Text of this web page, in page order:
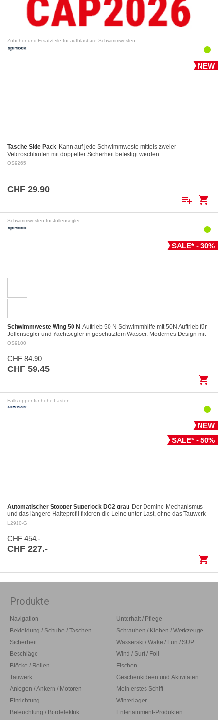
Zubehör und Ersatzteile für aufblasbare Schwimmwesten
NEW
Tasche Side Pack Kann auf jede Schwimmweste mittels zweier
Velcroschlaufen mit doppelter Sicherheit befestigt werden.
OS9265
CHF 29.90
playlist_add shopping_cart
Schwimmwesten für Jollensegler
SALE* - 30%
Schwimmweste Wing 50 N Auftrieb 50 N Schwimmhilfe mit 50N Auftrieb für
Jollensegler und Yachtsegler in geschütztem Wasser. Modernes Design mit
kurzem und kompaktem…
OS9100
CHF 84.90
CHF 59.45
shopping_cart
Fallstopper für hohe Lasten
NEW
SALE* - 50%
Automatischer Stopper Superlock DC2 grau Der Domino-Mechanismus
und das längere Halteprofil fixieren die Leine unter Last, ohne das Tauwerk
aufzuscheuern Kontrolliertes Fieren: Das…
L2910-G
CHF 454.-
CHF 227.-
shopping_cart
Produkte
Navigation
Bekleidung / Schuhe / Taschen
Sicherheit
Beschläge
Blöcke / Rollen
Tauwerk
Anlegen / Ankern / Motoren
Einrichtung
Beleuchtung / Bordelektrik
Unterhalt / Pflege
Schrauben / Kleben / Werkzeuge
Wasserski / Wake / Fun / SUP
Wind / Surf / Foil
Fischen
Geschenkideen und Aktivitäten
Mein erstes Schiff
Winterlager
Entertainment-Produkten